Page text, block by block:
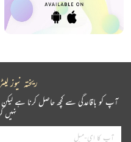
ریختہ نیوز
آپ کو باقاعدگی سے کچھ حاصل کرنا ہے
نہیں